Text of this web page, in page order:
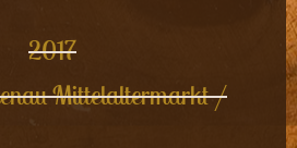
2017
Mittelaltermarkt /